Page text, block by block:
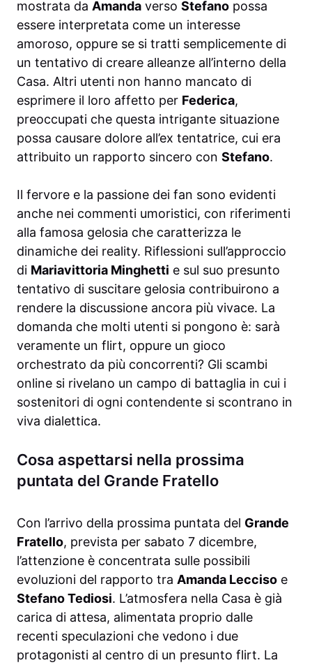
mostrata da Amanda verso Stefano possa
essere interpretata come un interesse
amoroso, oppure se si tratti semplicemente di
un tentativo di creare alleanze all’interno della
Casa. Altri utenti non hanno mancato di
esprimere il loro affetto per Federica,
preoccupati che questa intrigante situazione
possa causare dolore all’ex tentatrice, cui era
attribuito un rapporto sincero con Stefano.
Il fervore e la passione dei fan sono evidenti
anche nei commenti umoristici, con riferimenti
alla famosa gelosia che caratterizza le
dinamiche dei reality. Riflessioni sull’approccio
di Mariavittoria Minghetti e sul suo presunto
tentativo di suscitare gelosia contribuirono a
rendere la discussione ancora più vivace. La
domanda che molti utenti si pongono è: sarà
veramente un flirt, oppure un gioco
orchestrato da più concorrenti? Gli scambi
online si rivelano un campo di battaglia in cui i
sostenitori di ogni contendente si scontrano in
viva dialettica.
Cosa aspettarsi nella prossima
puntata del Grande Fratello
Con l’arrivo della prossima puntata del Grande
Fratello, prevista per sabato 7 dicembre,
l’attenzione è concentrata sulle possibili
evoluzioni del rapporto tra Amanda Lecciso e
Stefano Tediosi. L’atmosfera nella Casa è già
carica di attesa, alimentata proprio dalle
recenti speculazioni che vedono i due
protagonisti al centro di un presunto flirt. La